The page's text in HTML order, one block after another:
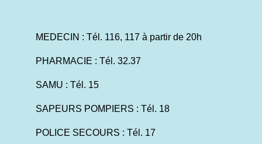
MEDECIN : Tél. 116, 117 à partir de 20h
PHARMACIE : Tél. 32.37
SAMU : Tél. 15
SAPEURS POMPIERS : Tél. 18
POLICE SECOURS : Tél. 17